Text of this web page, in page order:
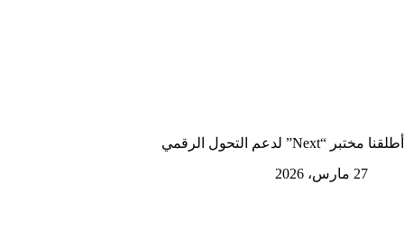
أطلقنا مختبر “Next” لدعم التحول الرقمي
27 مارس، 2026